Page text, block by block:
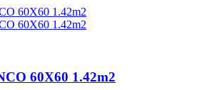
60X60 1.42m2